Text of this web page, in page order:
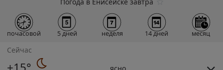
почасовой 5 дней неделя 14 дней месяц
Сейчас
ясно